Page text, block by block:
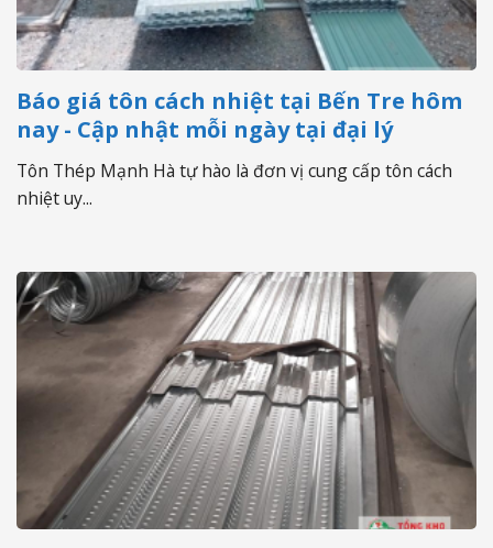
Báo giá tôn cách nhiệt tại Bến Tre hôm
nay - Cập nhật mỗi ngày tại đại lý
Tôn Thép Mạnh Hà tự hào là đơn vị cung cấp tôn cách
nhiệt uy...